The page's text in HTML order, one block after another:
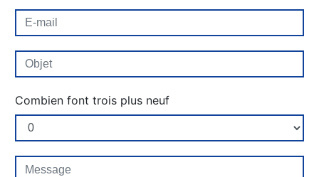
Combien font trois plus neuf